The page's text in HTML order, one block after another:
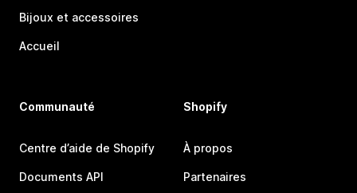
Bijoux et accessoires
Accueil
Communauté
Centre d’aide de Shopify
Documents API
Shopify
À propos
Partenaires